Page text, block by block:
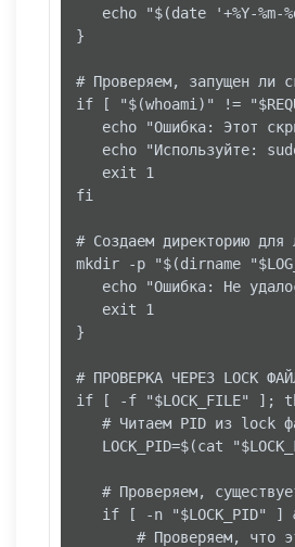
echo "$(date '+%Y-%m-
}
# Проверяем, запущен ли
if [ "$(whoami)" !=
echo "Ошибка: Этот
echo "Используйте:
   exit 1
fi
# Создаем директорию для
mkdir -p "$(dirname
echo "Ошибка: Не
   exit 1
}
# ПРОВЕРКА ЧЕРЕЗ LOCK
if [ -f "$LOCK_FILE" ];
# Читаем PID из lock
LOCK_PID=$(cat
# Проверяем,
if [ -n "$LOCK_PID" ]
# Проверяем, что